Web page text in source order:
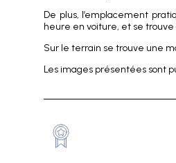
De plus, l’emplacement
heure en voiture, et se
Sur le terrain se trouve une
Les images présentées sont